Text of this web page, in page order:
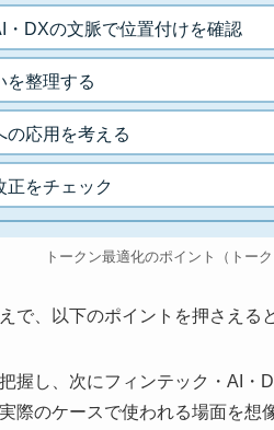
・DXの文脈で位置付けを確認
を整理する
の応用を考える
正をチェック
トークン最適化のポイント（トー
で、以下のポイントを押さえる
握し、次にフィンテック・AI
際のケースで使われる場面を想